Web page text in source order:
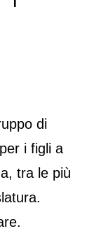
di
i figli a
tra le più